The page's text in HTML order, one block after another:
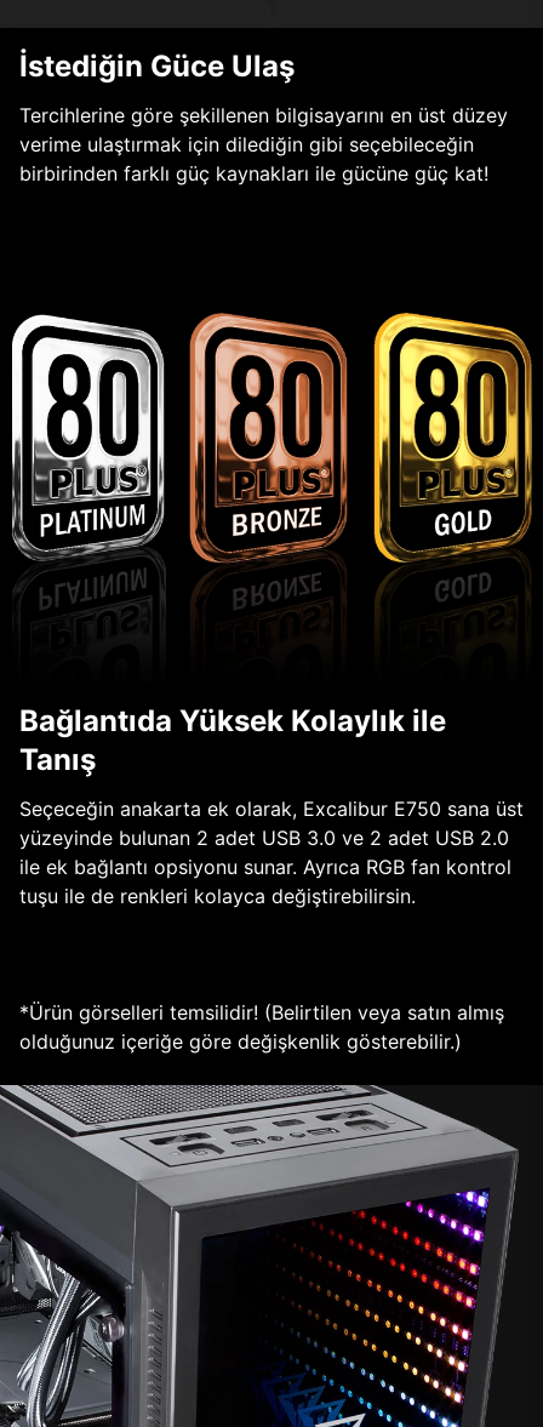
İstediğin Güce Ulaş
Tercihlerine göre şekillenen bilgisayarını en üst düzey
verime ulaştırmak için dilediğin gibi seçebileceğin
birbirinden farklı güç kaynakları ile gücüne güç kat!
Bağlantıda Yüksek Kolaylık ile
Tanış
Seçeceğin anakarta ek olarak, Excalibur E750 sana üst
yüzeyinde bulunan 2 adet USB 3.0 ve 2 adet USB 2.0
ile ek bağlantı opsiyonu sunar. Ayrıca RGB fan kontrol
tuşu ile de renkleri kolayca değiştirebilirsin.
*Ürün görselleri temsilidir! (Belirtilen veya satın almış
olduğunuz içeriğe göre değişkenlik gösterebilir.)